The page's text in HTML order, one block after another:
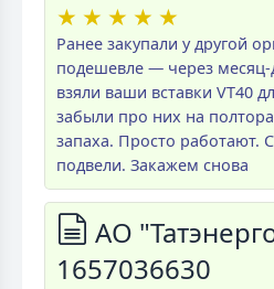
★ ★ ★ ★ ★
Ранее закупали у другой
подешевле — через
взяли ваши вставки VT40
забыли про них на
запаха. Просто работают.
подвели. Закажем снова
АО
1657036630